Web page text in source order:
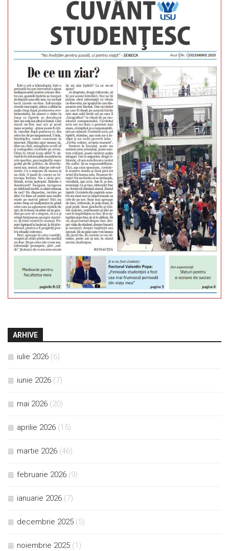
ARHIVE
iulie 2026 (6)
iunie 2026 (7)
mai 2026 (20)
aprilie 2026 (15)
martie 2026 (46)
februarie 2026 (9)
ianuarie 2026 (7)
decembrie 2025 (5)
noiembrie 2025 (1)